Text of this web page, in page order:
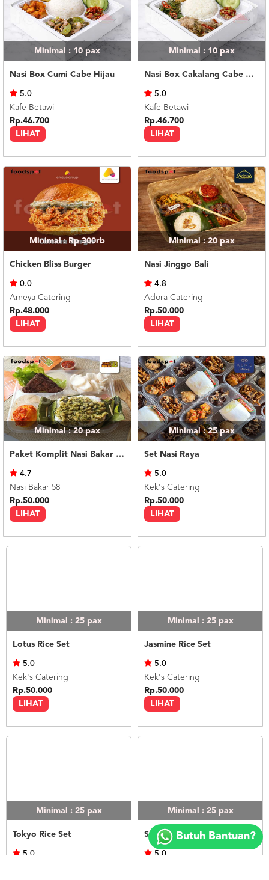
2018
FOODSPOT.CO.ID
Minimal : 10pax
Nasi Box Cumi Cabe Hijau
LIHAT
5.0
Kafe Betawi
Rp.46.700
Minimal : 10pax
Nasi Box Cakalang Cabe Hijau
LIHAT
5.0
Kafe Betawi
Rp.46.700
Minimal : Rp 300rb
Chicken Bliss Burger
LIHAT
0.0
Ameya Catering
Rp.48.000
Minimal : 20pax
Nasi Jinggo Bali
LIHAT
4.8
Adora Catering
Rp.50.000
Minimal : 20pax
Paket Komplit Nasi Bakar Ayam Cabe Ijo
LIHAT
4.7
Nasi Bakar 58
Rp.50.000
Minimal : 25pax
Set Nasi Raya
LIHAT
5.0
Kek's Catering
Rp.50.000
Minimal : 25 pax
Lotus Rice Set
LIHAT
5.0
Kek's Catering
Rp.50.000
Minimal : 25 pax
Jasmine Rice Set
LIHAT
5.0
Kek's Catering
Rp.50.000
Minimal : 25 pax
Tokyo Rice Set
5.0
Minimal : 25 pax
Seoul Rice Set
5.0
Butuh Bantuan?